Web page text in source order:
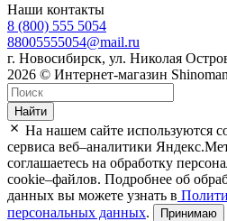
Наши контакты
8 (800) 555 5054
88005555054@mail.ru
г. Новосибирск, ул. Николая
2026 © Интернет-магазин Shinoman
Найти
На нашем сайте используются
сервиса веб–аналитики
соглашаетесь на обработку
cookie–файлов. Подробнее об
данных вы можете узнать в
персональных данных. Принимаю